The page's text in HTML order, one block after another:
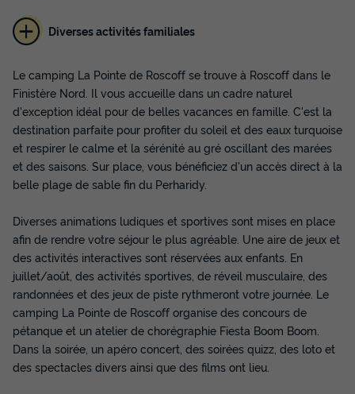
chambres 6 personnes
Surface
26m²
Adultes
6
Chambres
3
Salle de bain
1
Terrasse semi-couverte Animaux autorisés *
Cafetière
Congélateur
Réfrigérateur
+ 4
CHALET 6 personnes - Cottage Confort + 3 chambres 6
personnes
du07/09/2026au14/09/2026
Meilleur prix pour 7 nuits
Modifier les dates
392 €
Voir les disponibilités
Diverses activités familiales
Le camping La Pointe de Roscoff se trouve à Roscoff dans le
Finistère Nord. Il vous accueille dans un cadre naturel
d'exception idéal pour de belles vacances en famille. C'est la
destination parfaite pour profiter du soleil et des eaux turquoise
et respirer le calme et la sérénité au gré oscillant des marées
et des saisons. Sur place, vous bénéficiez d'un accès direct à la
belle plage de sable fin du Perharidy.
Diverses animations ludiques et sportives sont mises en place
afin de rendre votre séjour le plus agréable. Une aire de jeux et
des activités interactives sont réservées aux enfants. En
juillet/août, des activités sportives, de réveil musculaire, des
randonnées et des jeux de piste rythmeront votre journée. Le
camping La Pointe de Roscoff organise des concours de
pétanque et un atelier de chorégraphie Fiesta Boom Boom.
Dans la soirée, un apéro concert, des soirées quizz, des loto et
des spectacles divers ainsi que des films ont lieu.